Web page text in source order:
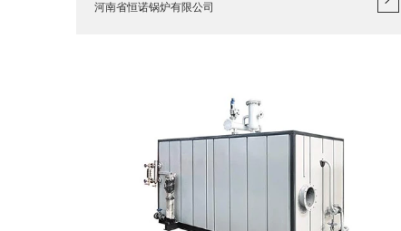
河南省恒诺锅炉有限公司